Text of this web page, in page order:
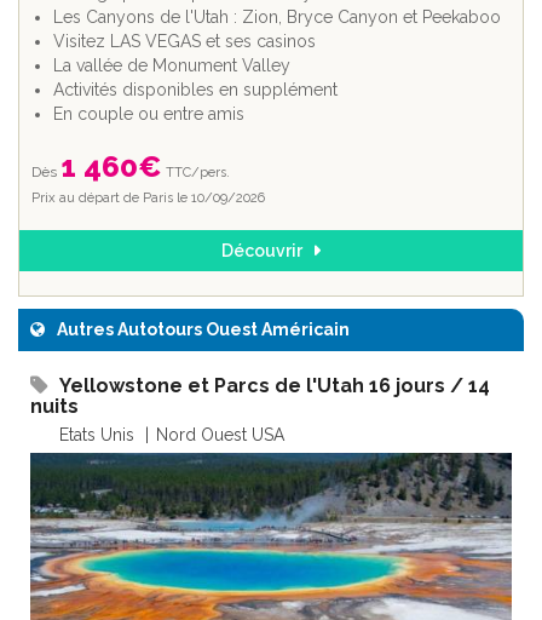
Les Canyons de l'Utah : Zion, Bryce Canyon et Peekaboo
Visitez LAS VEGAS et ses casinos
La vallée de Monument Valley
Activités disponibles en supplément
En couple ou entre amis
Dès 1 460€ TTC/pers.
Prix au départ de Paris le 10/09/2026
Découvrir
Autres Autotours Ouest Américain
Yellowstone et Parcs de l'Utah 16 jours / 14
nuits
Etats Unis Nord Ouest USA